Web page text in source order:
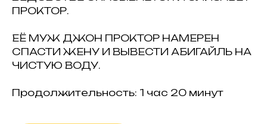
ПРОКТОР.
ЕЁ МУЖ ДЖОН ПРОКТОР НАМЕРЕН
СПАСТИ ЖЕНУ И ВЫВЕСТИ АБИГАЙЛЬ НА
ЧИСТУЮ ВОДУ.
Продолжительность: 1 час 20 минут